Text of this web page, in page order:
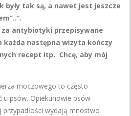
były tak są, a nawet jest jeszcze
za antybiotyki przepisywane
następna wizyta kończy
recept itp. Chcę, aby mój
moczowego to często
u psów. Opiekunowie psów
wydają mnóstwo